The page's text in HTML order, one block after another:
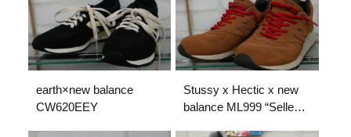
earth×new balance
CW620EEY
Stussy x Hectic x new
balance ML999 “Selle